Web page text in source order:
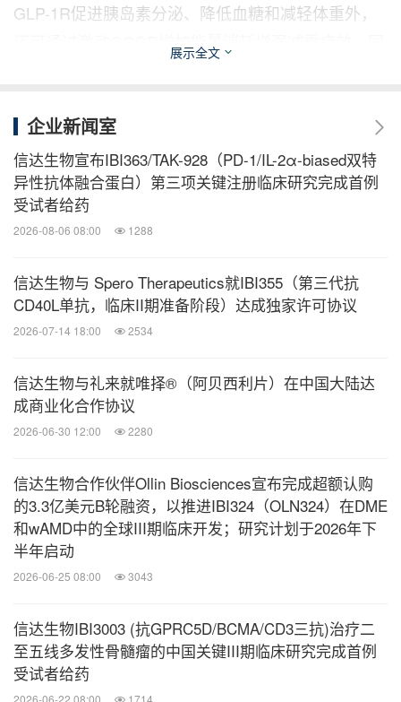
GLP-1R促进胰岛素分泌、降低血糖和减轻体重外，
还可通过激动GCGR增加能量消耗增强减重疗效，同
脂、血压、血尿酸、肝酶及肝脏脂肪含量，以及改善
胰岛素敏感性，带来多重代谢获益。
玛仕度肽当前共开展或完成了七项III期临床研究，包
括：
在中国超重或肥胖参与者中开展的III期临床研究
（GLORY-1）；
（GLORY-2）；
在初治的中国2型糖尿病患者中开展的III期临床研
究（DREAMS-1）；
与者中开展的对比玛仕度肽和度拉糖肽的III期临床
研究（DREAMS-2）；
在中国2型糖尿病合并肥胖的参与者中开展的对比
玛仕度肽和司美格鲁肽的III期临床研究
在中国超重或肥胖合并代谢相关脂肪性肝病
（MAFLD）参与者中开展的玛仕度肽与司美格鲁
展示全文
企业新闻室
信达生物宣布IBI363/TAK-928（PD-1/IL-2α-biased双特
异性抗体融合蛋白）第三项关键注册临床研究完成首例
受试者给药
2026-08-06 08:00 1288
信达生物与 Spero Therapeutics就IBI355（第三代抗
CD40L单抗，临床II期准备阶段）达成独家许可协议
2026-07-14 18:00 2534
信达生物与礼来就唯择®（阿贝西利片）在中国大陆达
成商业化合作协议
2026-06-30 12:00 2280
信达生物合作伙伴Ollin Biosciences宣布完成超额认购
的3.3亿美元B轮融资，以推进IBI324（OLN324）在DME
和wAMD中的全球III期临床开发；研究计划于2026年下
半年启动
2026-06-25 08:00 3043
信达生物IBI3003 (抗GPRC5D/BCMA/CD3三抗)治疗二
至五线多发性骨髓瘤的中国关键III期临床研究完成首例
受试者给药
2026-06-22 08:00 1714